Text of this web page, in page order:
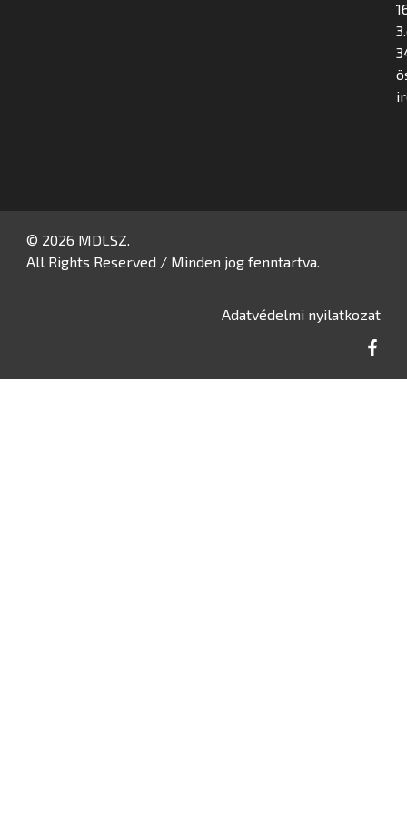
© 2026 MDLSZ.
All Rights Reserved / Minden jog fenntartva.
Adatvédelmi nyilatkozat